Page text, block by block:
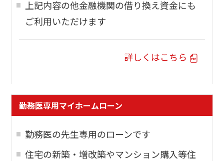
上記内容の他金融機関の借り換え資金にも
ご利用いただけます
詳しくはこちら
勤務医専用マイホームローン
勤務医の先生専用のローンです
住宅の新築・増改築やマンション購入等住